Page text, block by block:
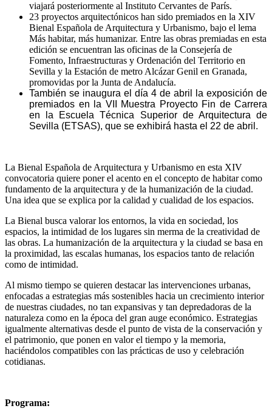
viajará posteriormente al Instituto Cervantes de París.
23 proyectos arquitectónicos han sido premiados en la XIV
Bienal Española de Arquitectura y Urbanismo, bajo el lema
Más habitar, más humanizar. Entre las obras premiadas en esta
edición se encuentran las oficinas de la Consejería de
Fomento, Infraestructuras y Ordenación del Territorio en
Sevilla y la Estación de metro Alcázar Genil en Granada,
promovidas por la Junta de Andalucía.
También se inaugura el día 4 de abril la exposición de
premiados en la VII Muestra Proyecto Fin de Carrera
en la Escuela Técnica Superior de Arquitectura de
Sevilla (ETSAS), que se exhibirá hasta el 22 de abril.
La Bienal Española de Arquitectura y Urbanismo en esta XIV
convocatoria quiere poner el acento en el concepto de habitar como
fundamento de la arquitectura y de la humanización de la ciudad.
Una idea que se explica por la calidad y cualidad de los espacios.
La Bienal busca valorar los entornos, la vida en sociedad, los
espacios, la intimidad de los lugares sin merma de la creatividad de
las obras. La humanización de la arquitectura y la ciudad se basa en
la proximidad, las escalas humanas, los espacios tanto de relación
como de intimidad.
Al mismo tiempo se quieren destacar las intervenciones urbanas,
enfocadas a estrategias más sostenibles hacia un crecimiento interior
de nuestras ciudades, no tan expansivas y tan depredadoras de la
naturaleza como en la época del gran auge económico. Estrategias
igualmente alternativas desde el punto de vista de la conservación y
el patrimonio, que ponen en valor el tiempo y la memoria,
haciéndolos compatibles con las prácticas de uso y celebración
cotidianas.
Programa: